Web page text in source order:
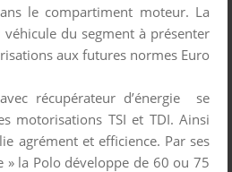
le compartiment moteur. La
du segment à présenter
aux futures normes Euro
récupérateur d’énergie se
motorisations TSI et TDI. Ainsi
agrément et efficience. Par ses
» la Polo développe de 60 ou 75